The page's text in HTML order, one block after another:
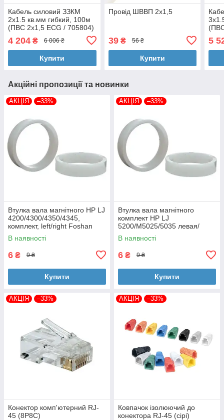
Кабель силовий ЗЗКМ
2х1.5 кв.мм гибкий, 100м
(ПВС 2x1,5 ECG / 705804)
4 204 ₴ 6 006 ₴
Купити
Провід ШВВП 2х1,5
39₴ 56 ₴
Купити
5
Акційні пропозиції та новинки
АКЦІЯ –33%
Втулка вала магнітного HP LJ
4200/4300/4350/4345,
комплект, left/right Foshan
(MAG-1338A-BSH-Foshan)
В наявності
6 ₴ 9 ₴
Купити
АКЦІЯ –33%
Втулка вала магнітного
комплект HP LJ
5200/M5025/5035 левая/
правая Foshan (MAG-7516A-
BSH-Foshan)
В наявності
6 ₴ 9 ₴
Купити
АКЦІЯ –33%
Конектор комп'ютерний RJ-
45 (8P8C)
АКЦІЯ –33%
Ковпачок ізолюючий до
конектора RJ-45 (сірі)